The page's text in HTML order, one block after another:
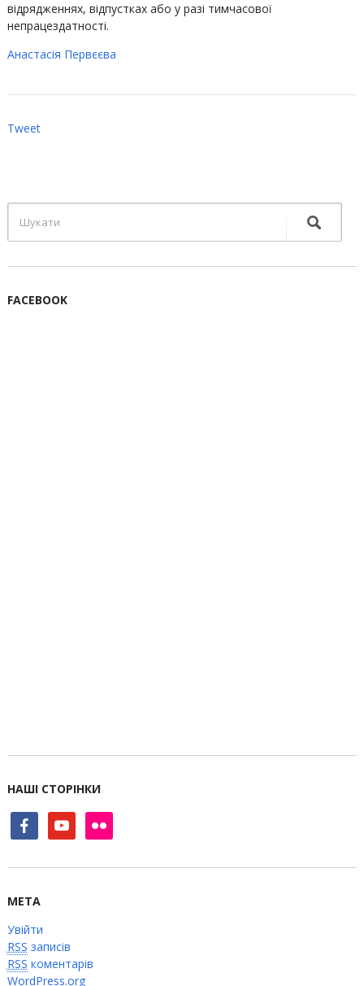
відрядженнях, відпустках або у разі тимчасової
непрацездатності.
Анастасія Первєєва
Tweet
FACEBOOK
НАШІ СТОРІНКИ
facebookyoutube flickr
МЕТА
Увійти
RSS записів
RSS коментарів
WordPress.org